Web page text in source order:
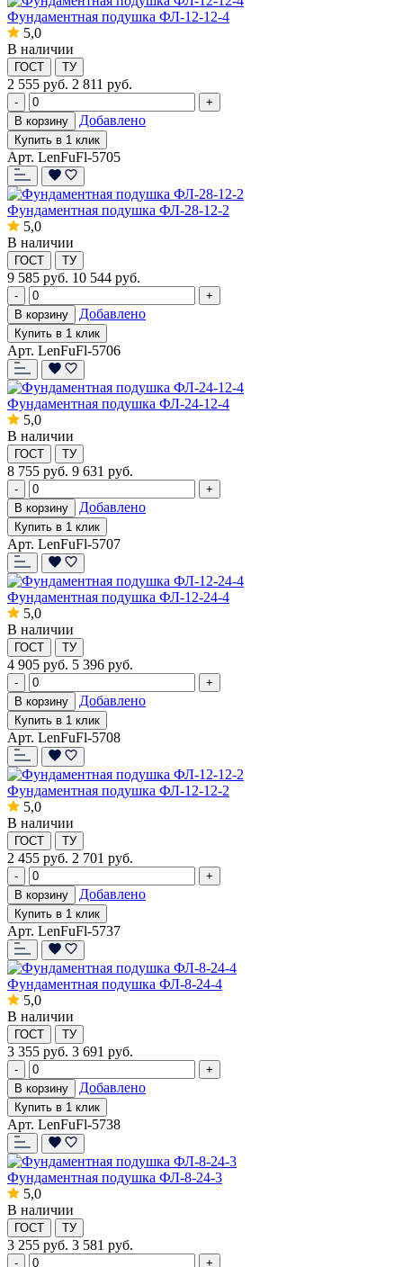
Фундаментная подушка ФЛ-12-12-4
5,0
В наличии
ГОСТ ТУ
2 555 руб. 2 811 руб.
-
+
В корзину
Добавлено
Купить в 1 клик
Арт. LenFuFl-5705
Фундаментная подушка ФЛ-28-12-2
5,0
В наличии
ГОСТ ТУ
9 585 руб. 10 544 руб.
-
+
В корзину
Добавлено
Купить в 1 клик
Арт. LenFuFl-5706
Фундаментная подушка ФЛ-24-12-4
5,0
В наличии
ГОСТ ТУ
8 755 руб. 9 631 руб.
-
+
В корзину
Добавлено
Купить в 1 клик
Арт. LenFuFl-5707
Фундаментная подушка ФЛ-12-24-4
5,0
В наличии
ГОСТ ТУ
4 905 руб. 5 396 руб.
-
+
В корзину
Добавлено
Купить в 1 клик
Арт. LenFuFl-5708
Фундаментная подушка ФЛ-12-12-2
5,0
В наличии
ГОСТ ТУ
2 455 руб. 2 701 руб.
-
+
В корзину
Добавлено
Купить в 1 клик
Арт. LenFuFl-5737
Фундаментная подушка ФЛ-8-24-4
5,0
В наличии
ГОСТ ТУ
3 355 руб. 3 691 руб.
-
+
В корзину
Добавлено
Купить в 1 клик
Арт. LenFuFl-5738
Фундаментная подушка ФЛ-8-24-3
5,0
В наличии
ГОСТ ТУ
3 255 руб. 3 581 руб.
-
+